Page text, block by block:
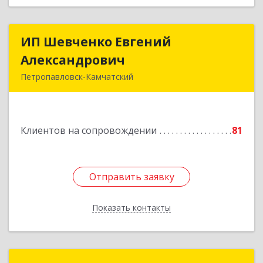
ИП Шевченко Евгений
Александрович
Петропавловск-Камчатский
Клиентов на сопровождении 81
Отправить заявку
Показать контакты
ИП Шевченко Евгений
Отправить заявку
Назад